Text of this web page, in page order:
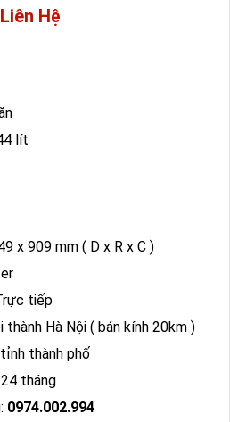
Liên Hệ
lít
x 909 mm ( D x R x C )
tiếp
thành Hà Nội ( bán kính 20km )
thành phố
tháng
0974.002.994